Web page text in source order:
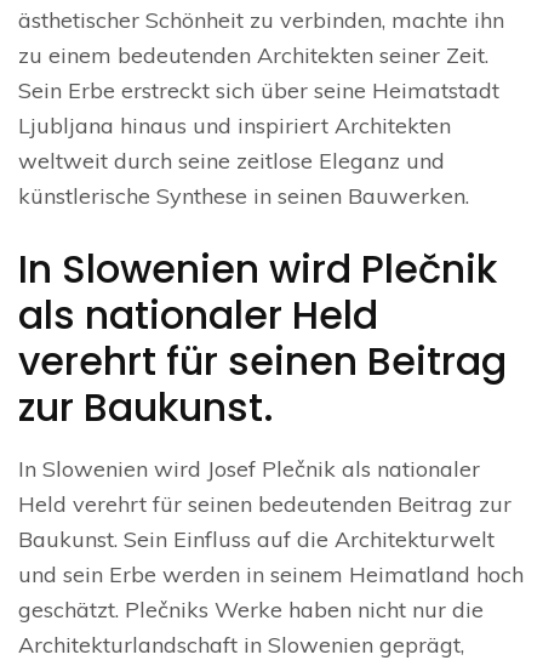
ästhetischer Schönheit zu verbinden, machte ihn
zu einem bedeutenden Architekten seiner Zeit.
Sein Erbe erstreckt sich über seine Heimatstadt
Ljubljana hinaus und inspiriert Architekten
weltweit durch seine zeitlose Eleganz und
künstlerische Synthese in seinen Bauwerken.
In Slowenien wird Plečnik
als nationaler Held
verehrt für seinen Beitrag
zur Baukunst.
In Slowenien wird Josef Plečnik als nationaler
Held verehrt für seinen bedeutenden Beitrag zur
Baukunst. Sein Einfluss auf die Architekturwelt
und sein Erbe werden in seinem Heimatland hoch
geschätzt. Plečniks Werke haben nicht nur die
Architekturlandschaft in Slowenien geprägt,